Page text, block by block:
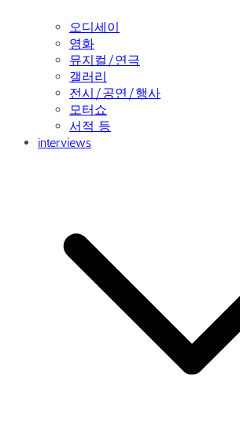
오디세이
영화
뮤지컬/연극
갤러리
전시/공연/행사
모터쇼
서적 등
interviews